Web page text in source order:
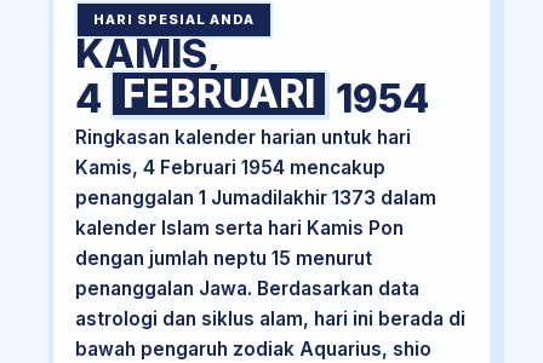
HARI SPESIAL ANDA
KAMIS,
4 FEBRUARI 1954
Ringkasan kalender harian untuk hari
Kamis, 4 Februari 1954 mencakup
penanggalan 1 Jumadilakhir 1373 dalam
kalender Islam serta hari Kamis Pon
dengan jumlah neptu 15 menurut
penanggalan Jawa. Berdasarkan data
astrologi dan siklus alam, hari ini berada di
bawah pengaruh zodiak Aquarius, shio